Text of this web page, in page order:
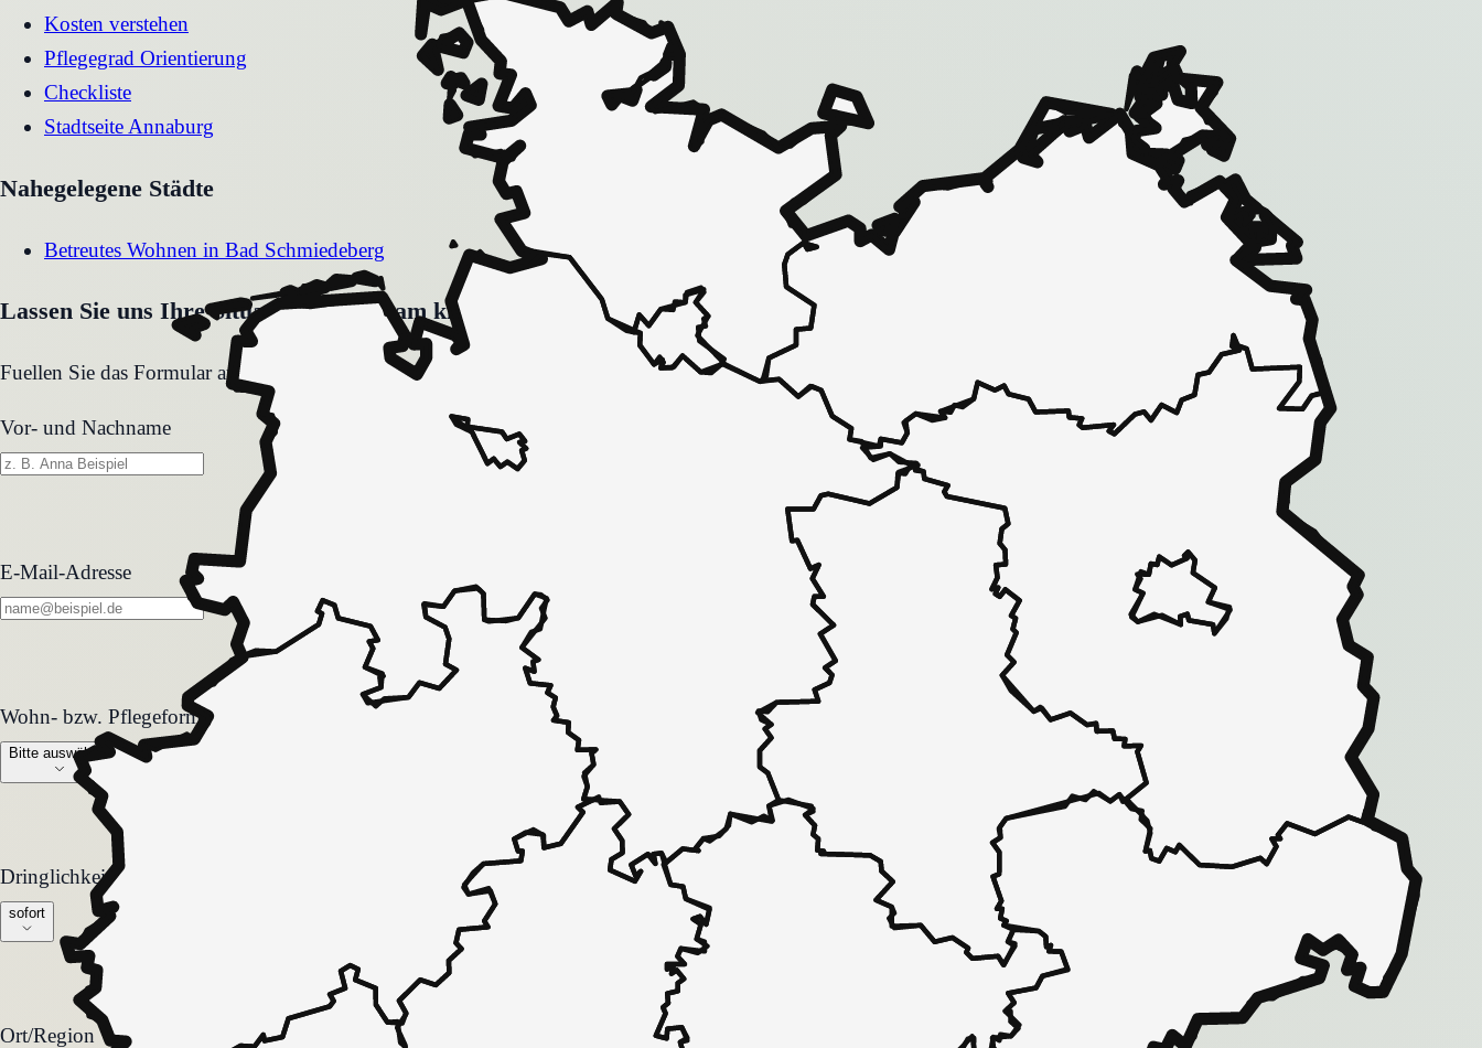
Kosten verstehen
Pflegegrad Orientierung
Checkliste
StadtseiteAnnaburg
Nahegelegene Städte
Betreutes Wohnen in Bad Schmiedeberg
Lassen Sie uns Ihre Situation gemeinsam klären - in 30 Sekunden zu einem Pflegeplatz
Fuellen Sie das Formular aus. Wir melden uns zeitnah und unverbindlich bei Ihnen.
Vor- und Nachname
E-Mail-Adresse
Wohn- bzw. Pflegeform
Wohn- bzw. Pflegeform
Bitte auswählen
Dringlichkeit
Dringlichkeit
sofort
Ort/Region